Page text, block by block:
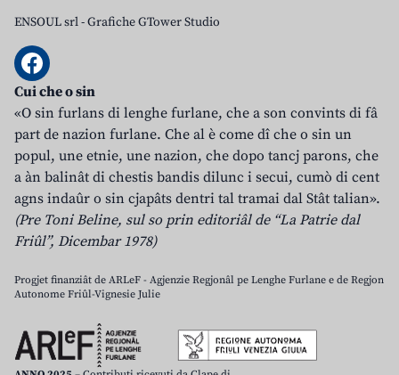
ENSOUL srl-Grafiche GTower Studio
Cui che o sin
«O sin furlans di lenghe furlane, che a son convints di fâ
part de nazion furlane. Che al è come dî che o sin un
popul, une etnie, une nazion, che dopo tancj parons, che
a àn balinât di chestis bandis dilunc i secui, cumò di cent
agns indaûr o sin cjapâts dentri tal tramai dal Stât talian».
(Pre Toni Beline, sul so prin editoriâl de “La Patrie dal
Friûl”, Dicembar 1978)
Progjet finanziât de ARLeF - Agjenzie Regjonâl pe Lenghe Furlane e de Regjon
Autonome Friûl-Vignesie Julie